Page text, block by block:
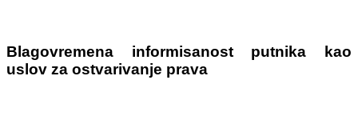
Blagovremena informisanost putnika kao
uslov za ostvarivanje prava